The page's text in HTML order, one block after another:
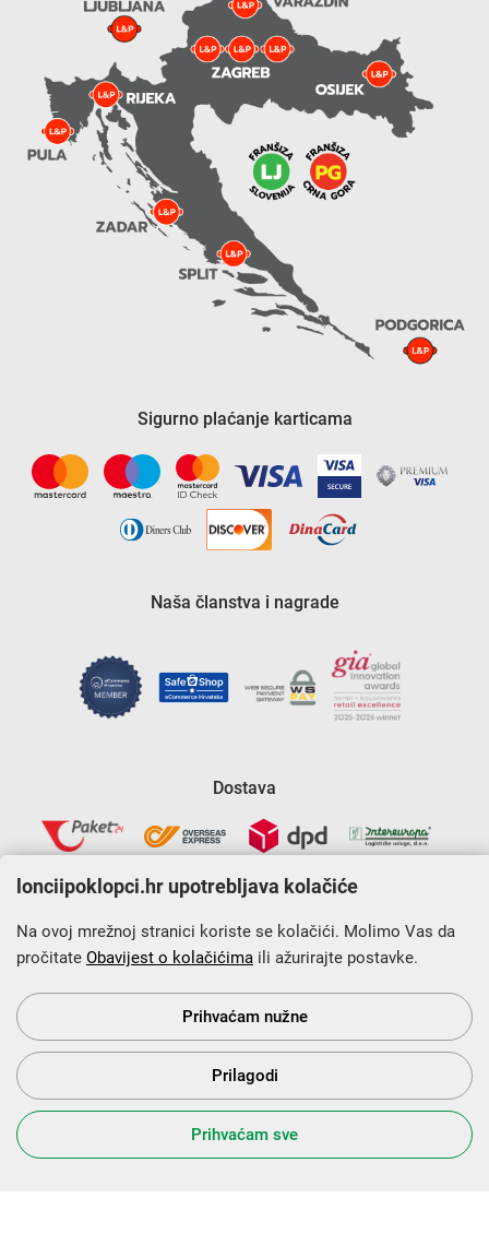
Sigurno plaćanje karticama
Naša članstva i nagrade
Dostava
Krajnji primatelj financijskog instrumenta sufinanciranog iz
Europskog fonda za regionalni razvoj u sklopu Operativnog
programa „Konkurentnost i kohezija”.
s Vama od 2014. godine!
lonciipoklopci.hr upotrebljava kolačiće
Na ovoj mrežnoj stranici koriste se kolačići. Molimo Vas da
pročitate Obavijest o kolačićima ili ažurirajte postavke.
Prihvaćam nužne
Prilagodi
Prihvaćam sve